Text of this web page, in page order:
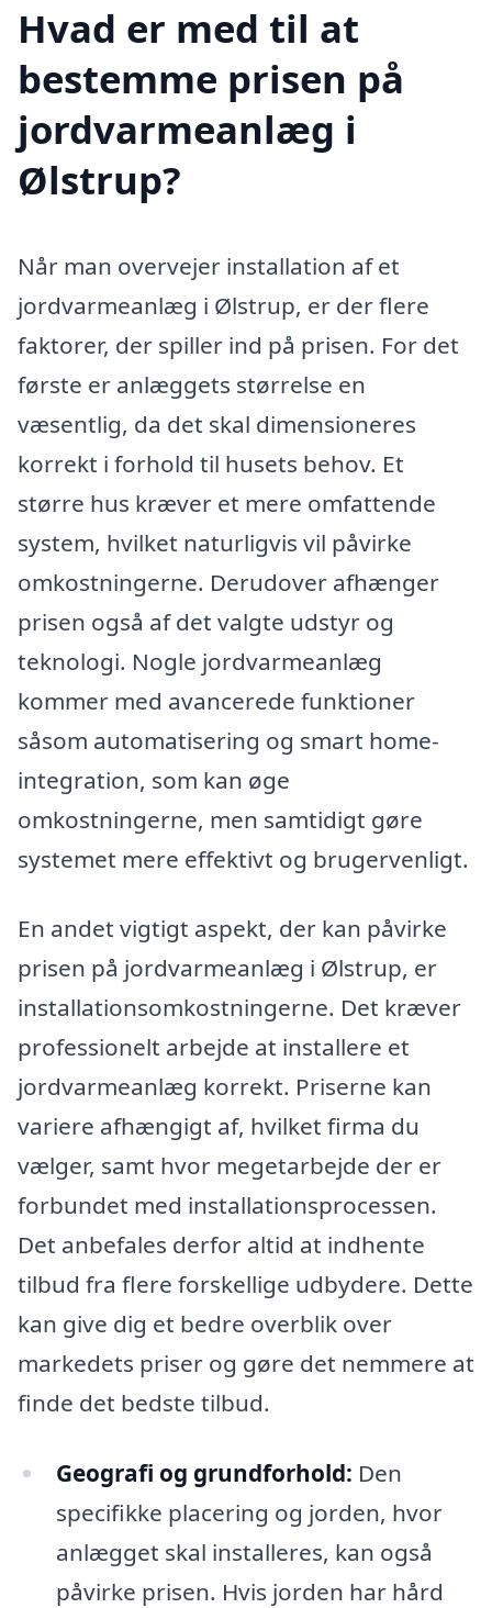
Hvad er med til at
bestemme prisen på
jordvarmeanlæg i
Ølstrup?
Når man overvejer installation af et
jordvarmeanlæg i Ølstrup, er der flere
faktorer, der spiller ind på prisen. For det
første er anlæggets størrelse en
væsentlig, da det skal dimensioneres
korrekt i forhold til husets behov. Et
større hus kræver et mere omfattende
system, hvilket naturligvis vil påvirke
omkostningerne. Derudover afhænger
prisen også af det valgte udstyr og
teknologi. Nogle jordvarmeanlæg
kommer med avancerede funktioner
såsom automatisering og smart home-
integration, som kan øge
omkostningerne, men samtidigt gøre
systemet mere effektivt og brugervenligt.
En andet vigtigt aspekt, der kan påvirke
prisen på jordvarmeanlæg i Ølstrup, er
installationsomkostningerne. Det kræver
professionelt arbejde at installere et
jordvarmeanlæg korrekt. Priserne kan
variere afhængigt af, hvilket firma du
vælger, samt hvor megetarbejde der er
forbundet med installationsprocessen.
Det anbefales derfor altid at indhente
tilbud fra flere forskellige udbydere. Dette
kan give dig et bedre overblik over
markedets priser og gøre det nemmere at
finde det bedste tilbud.
Geografi og grundforhold: Den
specifikke placering og jorden, hvor
anlægget skal installeres, kan også
påvirke prisen. Hvis jorden har hård